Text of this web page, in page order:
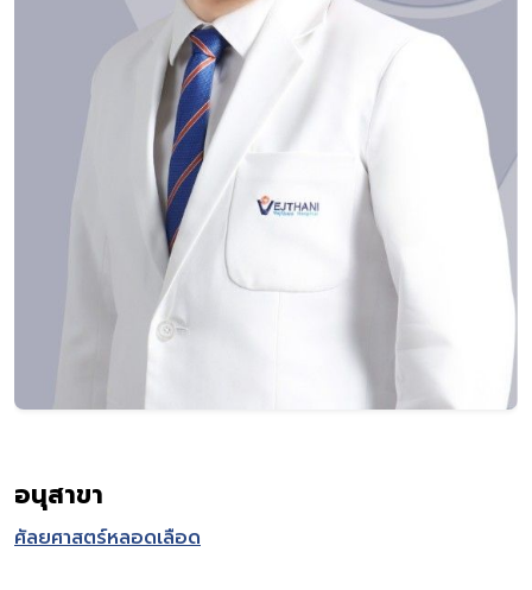
อนุสาขา
ศัลยศาสตร์หลอดเลือด